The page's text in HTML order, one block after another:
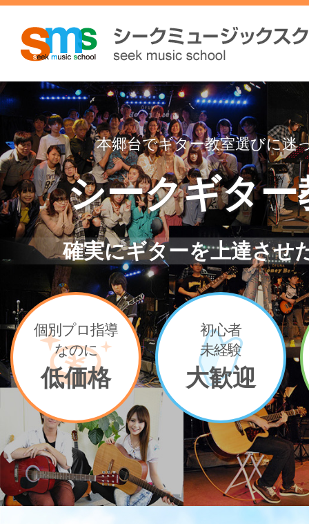
本郷台でギター教室選びに迷
シークギター
確実にギターを上達させ
個別プロ指導
なのに
低価格
初心者
未経験
大歓迎